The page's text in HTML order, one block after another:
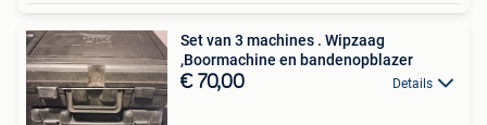
Set van 3 machines . Wipzaag
,Boormachine en bandenopblazer
€ 70,00 Details